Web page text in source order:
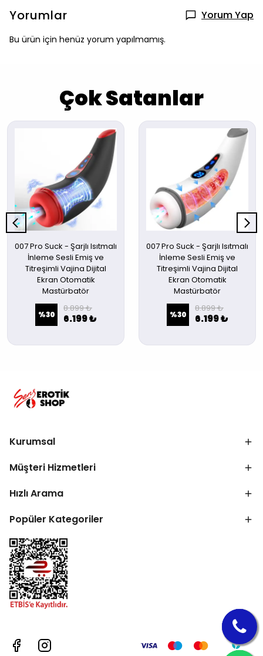
Yorumlar Yorum Yap
Bu ürün için henüz yorum yapılmamış.
Çok Satanlar
007 Pro Suck - Şarjlı Isıtmalı
İnleme Sesli Emiş ve
Titreşimli Vajina Dijital
Ekran Otomatik
Mastürbatör
%30
8.899 ₺
6.199 ₺
007 Pro Suck - Şarjlı Isıtmalı
İnleme Sesli Emiş ve
Titreşimli Vajina Dijital
Ekran Otomatik
Mastürbatör
%30
8.899 ₺
6.199 ₺
Kurumsal
Müşteri Hizmetleri
Hızlı Arama
Popüler Kategoriler